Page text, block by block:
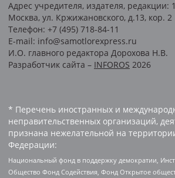
Адрес учредителя, издателя, редакции:
Москва, ул. Кржижановского, д.13, кор. 2
Телефон: +7 (495) 718-84-11
E-mail: info@samotlorexpress.ru
И.О. главного редактора Дорохова Н.В.
Разработчик сайта – INFOROS 2026
* Перечень иностранных и
неправительственных организаций,
признана нежелательной на
Федерации:
Национальный фонд в поддержку демократии,
Общество Фонд Содействия, Фонд Открытое